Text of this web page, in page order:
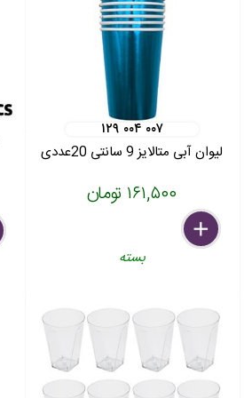
۱۲۹ ۰۰۴ ۰۰۷
لیوان آبی متالایز 9 سانتی 20عددی
۱۶۱,۵۰۰ تومان
delete
remove
add
بسته